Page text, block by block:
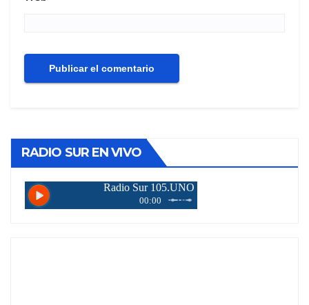
RADIO SUR EN VIVO